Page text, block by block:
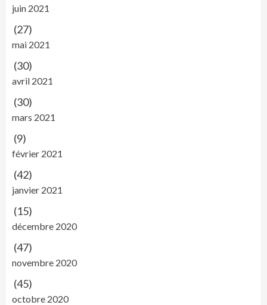
juin 2021
(27)
mai 2021
(30)
avril 2021
(30)
mars 2021
(9)
février 2021
(42)
janvier 2021
(15)
décembre 2020
(47)
novembre 2020
(45)
octobre 2020